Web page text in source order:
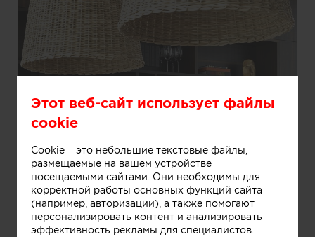
Этот веб-сайт использует файлы
cookie
Cookie – это небольшие текстовые файлы,
размещаемые на вашем устройстве
посещаемыми сайтами. Они необходимы для
корректной работы основных функций сайта
(например, авторизации), а также помогают
персонализировать контент и анализировать
эффективность рекламы для специалистов.